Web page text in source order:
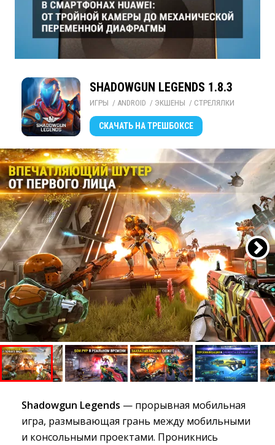
SHADOWGUN LEGENDS 1.8.3
ИГРЫ / ANDROID / ЭКШЕНЫ / СТРЕЛЯЛКИ
СКАЧАТЬ НА ТРЕШБОКСЕ
Shadowgun Legends — прорывная мобильная
игра, размывающая грань между мобильными
и консольными проектами. Проникнись